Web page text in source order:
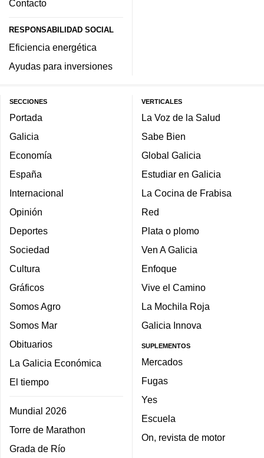
Contacto
RESPONSABILIDAD SOCIAL
Eficiencia energética
Ayudas para inversiones
SECCIONES
Portada
Galicia
Economía
España
Internacional
Opinión
Deportes
Sociedad
Cultura
Gráficos
Somos Agro
Somos Mar
Obituarios
La Galicia Económica
El tiempo
Mundial 2026
Torre de Marathon
Grada de Río
VERTICALES
La Voz de la Salud
Sabe Bien
Global Galicia
Estudiar en Galicia
La Cocina de Frabisa
Red
Plata o plomo
Ven A Galicia
Enfoque
Vive el Camino
La Mochila Roja
Galicia Innova
SUPLEMENTOS
Mercados
Fugas
Yes
Escuela
On, revista de motor